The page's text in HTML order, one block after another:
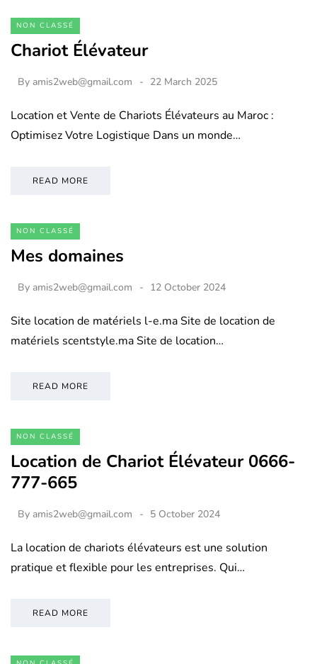
NON CLASSÉ
Chariot Élévateur
By amis2web@gmail.com 22 March 2025
Location et Vente de Chariots Élévateurs au Maroc :
Optimisez Votre Logistique Dans un monde…
READ MORE
NON CLASSÉ
Mes domaines
By amis2web@gmail.com 12 October 2024
Site location de matériels l-e.ma Site de location de
matériels scentstyle.ma Site de location…
READ MORE
NON CLASSÉ
Location de Chariot Élévateur 0666-
777-665
By amis2web@gmail.com 5 October 2024
La location de chariots élévateurs est une solution
pratique et flexible pour les entreprises. Qui…
READ MORE